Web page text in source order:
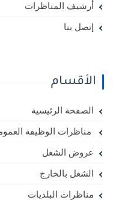
أرشيف المناظرات
إتصل بنا
الأقسام
الصفحة الرئيسية
مناظرات الوظيفة العمومية
عروض الشغل
الشغل بالخارج
مناظرات البلديات